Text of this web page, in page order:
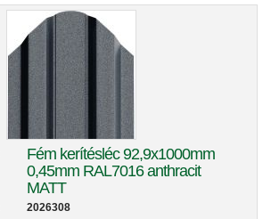
Fém kerítésléc 92,9x1000mm
0,45mm RAL7016 anthracit
MATT
2026308